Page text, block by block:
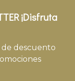
¡Disfruta
de descuento